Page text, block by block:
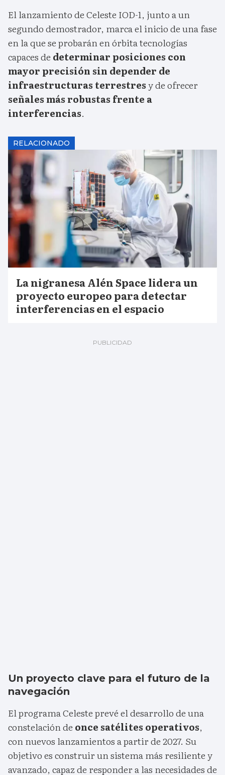
El lanzamiento de Celeste IOD-1, junto a un
segundo demostrador, marca el inicio de una fase
en la que se probarán en órbita tecnologías
capaces de determinar posiciones con
mayor precisión sin depender de
infraestructuras terrestresy de ofrecer
señales más robustas frente a
interferencias.
RELACIONADO
La nigranesa Alén Space lidera un
proyecto europeo para detectar
interferencias en el espacio
Un proyecto clave para el futuro de la
navegación
El programa Celeste prevé el desarrollo de una
constelación de once satélites operativos,
con nuevos lanzamientos a partir de 2027. Su
objetivo es construir un sistema más resiliente y
avanzado, capaz de responder a las necesidades de